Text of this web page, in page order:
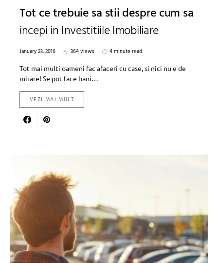
Tot ce trebuie sa stii despre cum sa
incepi in Investitiile Imobiliare
January 23, 2016 364 views
4 minute read
Tot mai multi oameni fac afaceri cu case, si nici nu e de
mirare! Se pot face bani…
VEZI MAI MULT